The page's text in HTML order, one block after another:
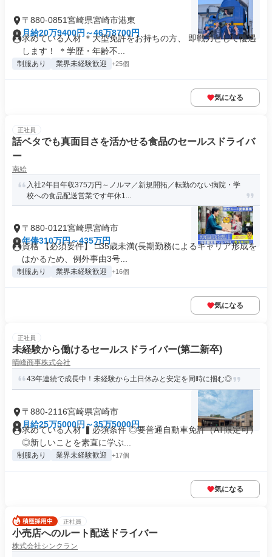
〒880-0851宮崎県宮崎市港東
月給20万9400円～46万8700円
求めている人材 ＊大型免許をお持ちの方、 即戦力として優遇
します！ ＊学歴・年齢不...
制服あり 業界未経験歓迎 +25個
気になる
正社員
話ベタでも真面目さを活かせる食品のセールスドライバ
ー
南給
入社2年目年収375万円～ノルマ／新規開拓／転勤のない病院・学
校への食品配送営業です年休1...
〒880-0121宮崎県宮崎市
年俸310万円～435万円
資格 【必須要件】 □35歳未満(長期勤務によるキャリア形成を
はかるため、例外事由3号...
制服あり 業界未経験歓迎 +16個
気になる
正社員
未経験から働けるセールスドライバー(第二新卒)
晴峰商事株式会社
43年連続で成長中！未経験から土日休みと安定を同時に掴む◎
〒880-2116宮崎県宮崎市
月給25万5000円～35万5000円
求めている人材 ▍必須条件 ◎要普通自動車免許（AT限定可）
◎新しいことを素直に学ぶ...
制服あり 業界未経験歓迎 +17個
気になる
正社員
小売店へのルート配送ドライバー
株式会社シンクラン